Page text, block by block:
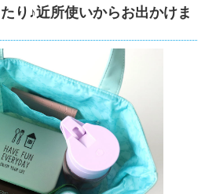
り♪近所使いからお出かけま